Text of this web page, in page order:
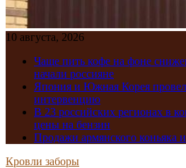
10 августа, 2026
Чаще пить кофе на фоне
начали россияне
Япония и Южная Корея
интервенцию
В 23 российских регионах в
цены на бензин
Продажи армянского коньяка
Кровли заборы